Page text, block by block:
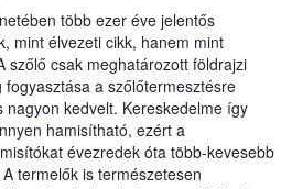
több ezer éve jelentős
mint élvezeti cikk, hanem mint
szőlő csak meghatározott földrajzi
a szőlőtermesztésre
nagyon kedvelt. Kereskedelme így
hamisítható, ezért a
évezredek óta több-kevesebb
termelők is természetesen